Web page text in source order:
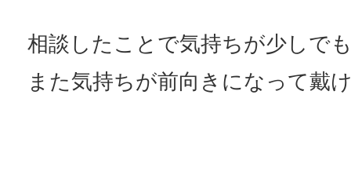
相談したことで気持ちが少しで
また気持ちが前向きになって戴